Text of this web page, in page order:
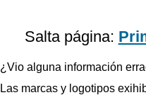
Salta página:
¿Vio alguna información
Las marcas y logotipos